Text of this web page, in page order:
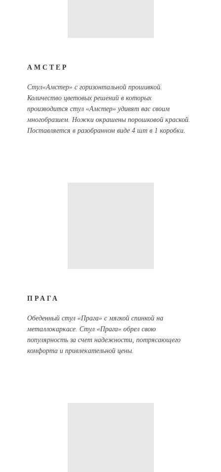
АМСТЕР
Стул«Амстер» с горизонтальной прошивкой.
Количество цветовых решений в которых
производится стул «Амстер» удивят вас своим
многобразием. Ножки окрашены порошковой краской.
Поставляется в разобранном виде 4 шт в 1 коробки.
ПРАГА
Обеденный стул «Прага» с мягкой спинкой на
металлокаркасе. Стул «Прага» обрел свою
популярность за счет надежности, потрясающего
комфорта и привлекательной цены.